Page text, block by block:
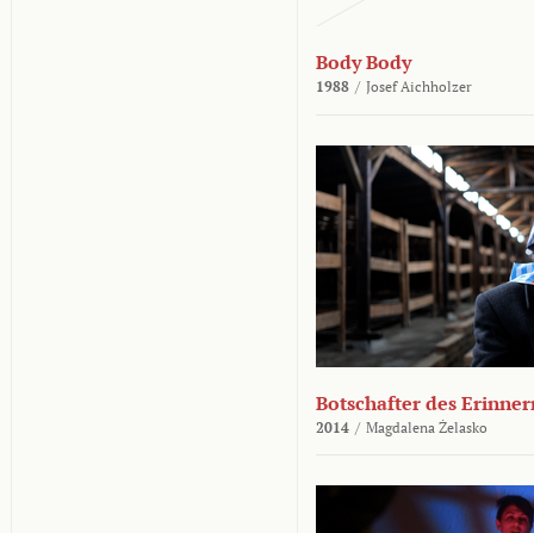
Body Body
1988 / Josef Aichholzer
Botschafter des
2014 / Magdalena Żelasko